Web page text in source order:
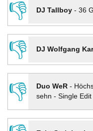
👎
DJ Tallboy- 36
👎
DJ Wolfgang
👎
Duo WeR-
sehn - Single Edit